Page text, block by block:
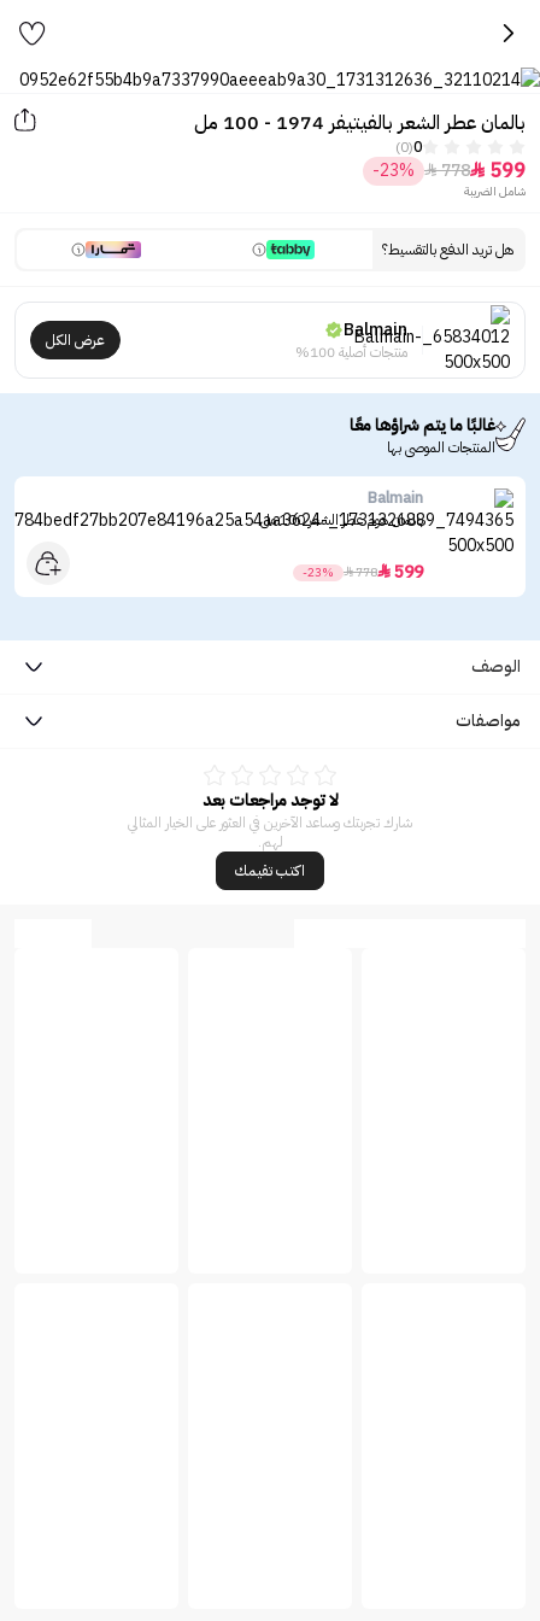
بالمان عطر الشعر بالفيتيفر 1974 - 100 مل
0
(0)
599

778

-23%
شامل الضريبة
هل تريد الدفع بالتقسيط؟
Balmain
منتجات أصلية 100%
عرض الكل
غالبًا ما يتم شراؤها معًا
المنتجات الموصى بها
Balmain
بالمان هوم عطر الشعر 100 مل
599

778

-23%
الوصف
مواصفات
لا توجد مراجعات بعد
شارك تجربتك وساعد الآخرين في العثور على الخيار المثالي
لهم.
اكتب تقيمك